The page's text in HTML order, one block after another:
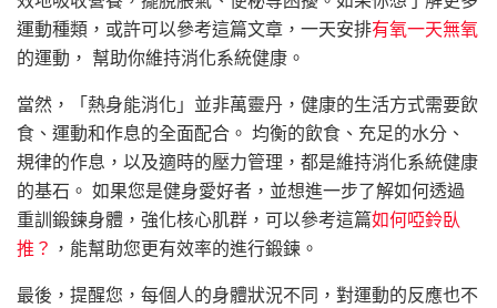
運動種類，或許可以參考這篇文章，一天安排有氧一天無氧
的運動， 幫助你維持消化系統健康。
當然，「熱身能消化」並非萬靈丹，健康的生活方式需要飲
食、運動和作息的全面配合。 均衡的飲食、充足的水分、
規律的作息，以及適時的壓力管理，都是維持消化系統健康
的基石。 如果您是健身愛好者，並想進一步了解如何透過
重訓鍛鍊身體，強化核心肌群，可以參考這篇如何啞鈴臥
推？ ，能幫助您更有效率的進行鍛鍊。
最後，提醒您，每個人的身體狀況不同，對運動的反應也不